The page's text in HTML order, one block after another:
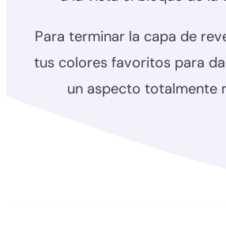
Para terminar la capa de
tus colores favoritos para
un aspecto totalmente